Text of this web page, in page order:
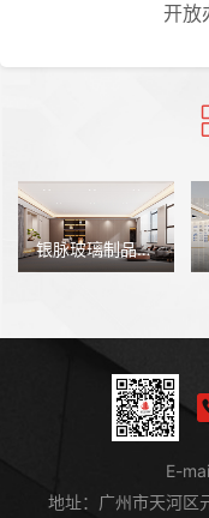
开放
尚道汉方生物科技（广州）办公室装修设计
E-
地址：广州市天河区